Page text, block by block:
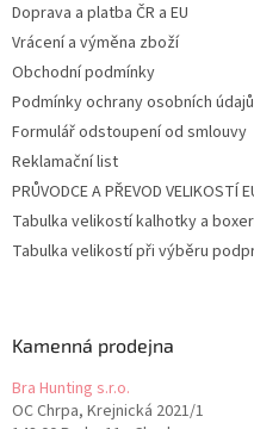
Doprava a platba ČR a EU
Vrácení a výměna zboží
Obchodní podmínky
Podmínky ochrany osobních údajů
Formulář odstoupení od smlouvy
Reklamační list
PRŮVODCE A PŘEVOD VELIKOSTÍ
Tabulka velikostí kalhotky a
Tabulka velikostí při výběru
Kamenná prodejna
Bra Hunting s.r.o.
OC Chrpa, Krejnická 2021/1